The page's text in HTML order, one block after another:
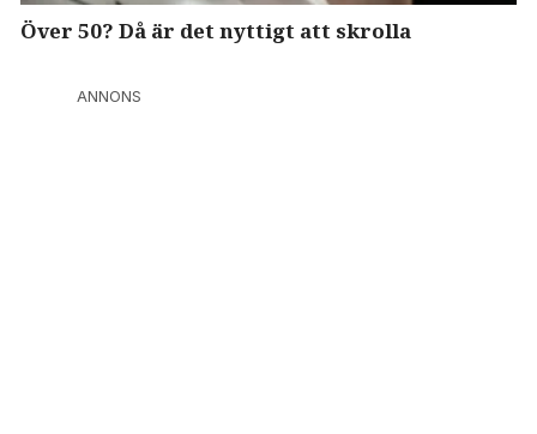
Över 50? Då är det nyttigt att skrolla
ANNONS